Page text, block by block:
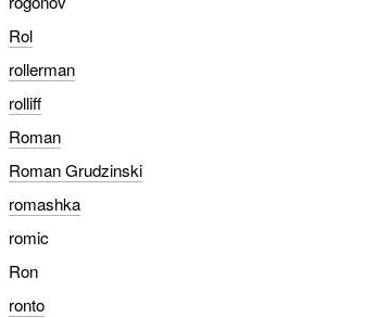
Rol
rollerman
rolliff
Roman
Roman Grudzinski
romashka
romic
Ron
ronto